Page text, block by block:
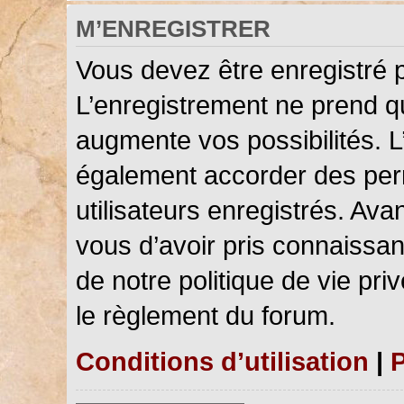
M’ENREGISTRER
Vous devez être enregistré
L’enregistrement ne prend
augmente vos possibilités.
également accorder des
utilisateurs enregistrés.
vous d’avoir pris
de notre politique de vie
le règlement du forum.
Conditions d’utilisation |